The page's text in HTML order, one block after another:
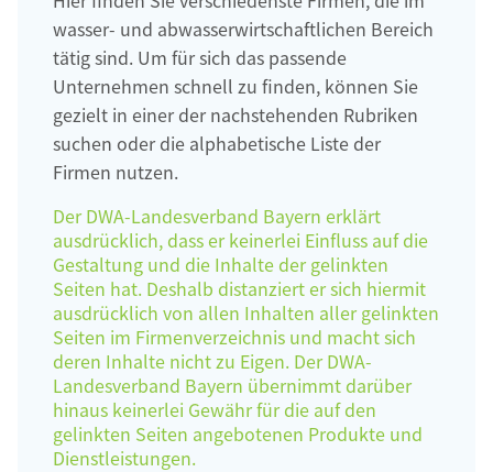
wasser- und abwasserwirtschaftlichen Bereich
tätig sind. Um für sich das passende
Unternehmen schnell zu finden, können Sie
gezielt in einer der nachstehenden Rubriken
suchen oder die alphabetische Liste der
Firmen nutzen.
Der DWA-Landesverband Bayern erklärt
ausdrücklich, dass er keinerlei Einfluss auf die
Gestaltung und die Inhalte der gelinkten
Seiten hat. Deshalb distanziert er sich hiermit
ausdrücklich von allen Inhalten aller gelinkten
Seiten im Firmenverzeichnis und macht sich
deren Inhalte nicht zu Eigen. Der DWA-
Landesverband Bayern übernimmt darüber
hinaus keinerlei Gewähr für die auf den
gelinkten Seiten angebotenen Produkte und
Dienstleistungen.